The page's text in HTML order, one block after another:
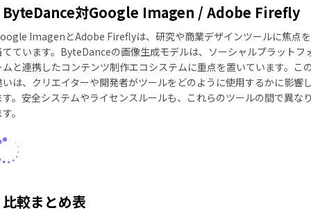
ByteDance対Google Imagen / Adobe Firefly
ImagenとAdobe Fireflyは、研究や商業デザインツールに焦点を
てています。ByteDanceの画像生成モデルは、ソーシャルプラットフ
ムと連携したコンテンツ制作エコシステムに重点を置いています。こ
いは、クリエイターや開発者がツールをどのように使用するかに影響
す。安全システムやライセンスルールも、これらのツールの間で異な
。
比較まとめ表